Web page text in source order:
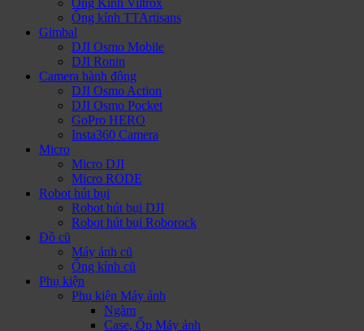
Ống Kính Viltrox
Ống kính TTArtisans
Gimbal
DJI Osmo Mobile
DJI Ronin
Camera hành động
DJI Osmo Action
DJI Osmo Pocket
GoPro HERO
Insta360 Camera
Micro
Micro DJI
Micro RODE
Robot hút bụi
Robot hút bụi DJI
Robot hút bụi Roborock
Đồ cũ
Máy ảnh cũ
Ống kính cũ
Phụ kiện
Phụ kiện Máy ảnh
Ngàm
Case, Ốp Máy ảnh